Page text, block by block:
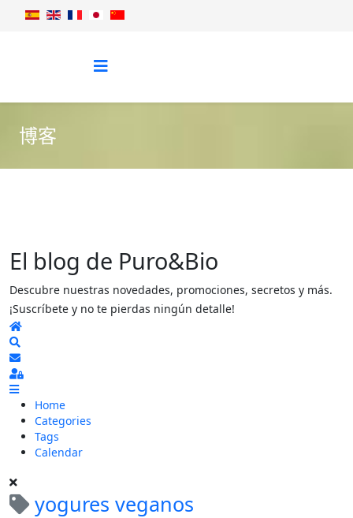
博客
El blog de Puro&Bio
Descubre nuestras novedades, promociones, secretos y más.
¡Suscríbete y no te pierdas ningún detalle!
Home
Subscribe to blog
Sign In
Home
Categories
Tags
Calendar
yogures veganos